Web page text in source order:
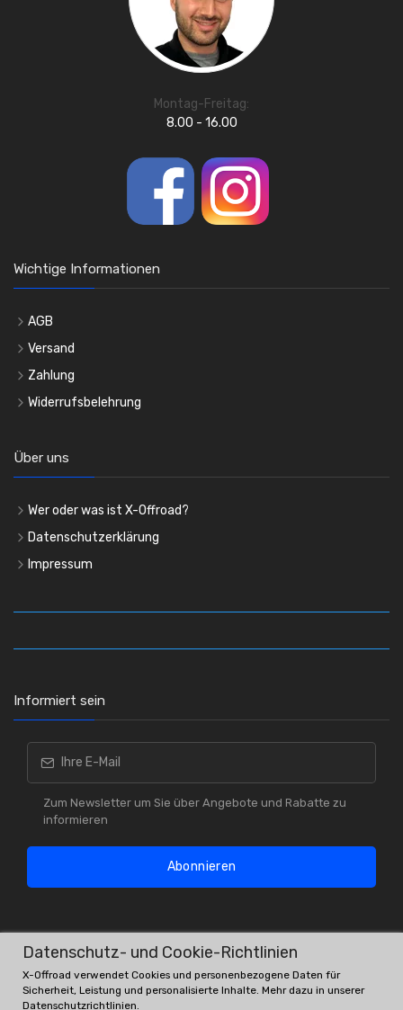
Montag-Freitag:
8.00 - 16.00
Wichtige Informationen
AGB
Versand
Zahlung
Widerrufsbelehrung
Über uns
Wer oder was ist X-Offroad?
Datenschutzerklärung
Impressum
Informiert sein
Zum Newsletter um Sie über Angebote und Rabatte zu
informieren
Abonnieren
Datenschutz- und Cookie-Richtlinien
X-Offroad verwendet Cookies und personenbezogene Daten für
Sicherheit, Leistung und personalisierte Inhalte. Mehr dazu in unserer
Datenschutzrichtlinien.